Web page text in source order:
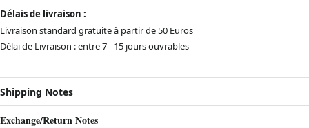
Délais de livraison :
Livraison standard gratuite à partir de 50 Euros
Délai de Livraison : entre 7 - 15 jours ouvrables
Shipping Notes
Exchange/Return Notes